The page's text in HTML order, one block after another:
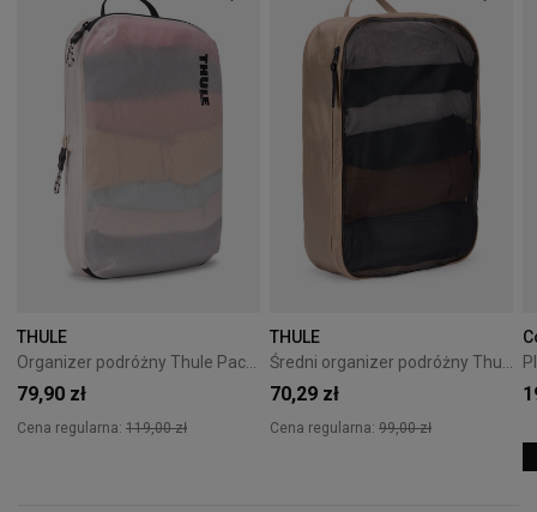
THULE
Organizer podróżny Thule PackingCube kompresyjny M biały
79,90 zł
Cena regularna: 119,00 zł
THULE
Średni organizer podróżny Thule Packing Cube M - gentle beige
70,29 zł
Cena regularna: 99,00 zł